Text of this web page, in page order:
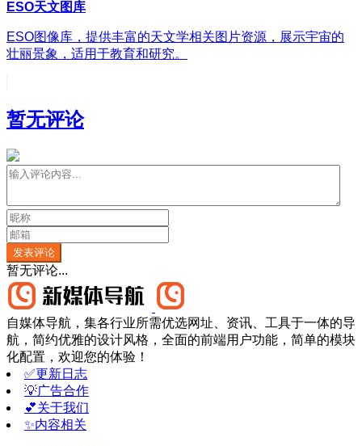
ESO天文图库
ESO图像库，提供丰富的天文学相关图片资源，展示宇宙的
壮丽景象，适用于教育和研究。
暂无评论
发表评论
暂无评论...
自媒体导航，集各行业所需优选网址、资讯、工具于一体的导
航，简约优雅的设计风格，全面的前端用户功能，简单的模块
化配置，欢迎您的体验！
✅更新日志
💡广告合作
💕关于我们
✨内容相关